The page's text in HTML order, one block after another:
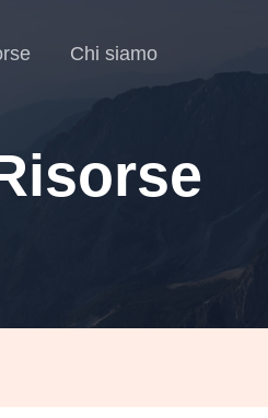
Chi siamo